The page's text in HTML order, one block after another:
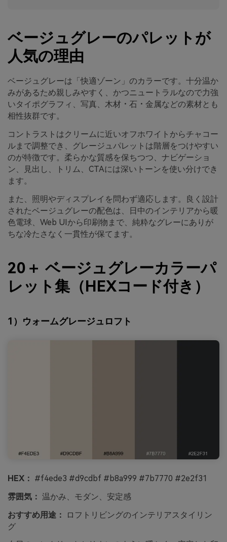
ベージュグレーのパレットが
人気の理由
ベージュグレーは「快適ゾーン」のカラーです。十分温か
みがあるため親しみやすく、かつニュートラルなので力強
いタイポグラフィ、写真、木材・石・金属などの素材とも
相性抜群です。
コントラストはクリームに近いオフホワイトからチャコー
ルまで調整でき、グレージュパレットは階層をつけやすい
のが特徴です。柔らかな質感を保ちつつ、ナビゲーショ
ン、見出し、トリム、CTAには深いトーンを使い分けでき
ます。
また、照明やディスプレイを問わず適応します。良く設計
されたベージュグレーの配色は、日中のインテリアから暖
色電球、Web UIから印刷物まで、純粋なグレーにありが
ちな冷たさなく一貫性が保てます。
20＋ ベージュグレーカラーパ
レット集（HEXコード付き）
1）ウォームグレージュロフト
HEX： #f4ede3 #d9cdbf #b8a999 #7b7770 #2e2f31
雰囲気： 温かみ、モダン、安定感
おすすめ用途：
ロフトリビングのインテリアスタイリン
グ